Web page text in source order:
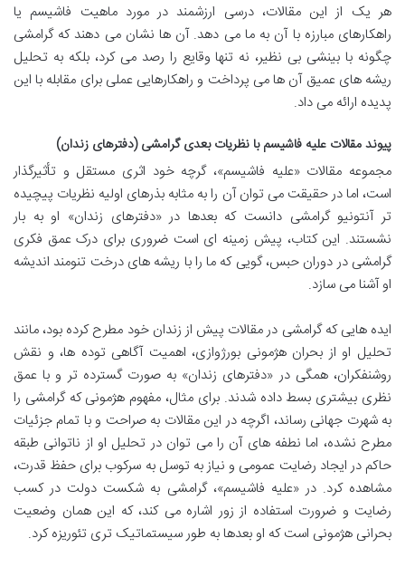
هر یک از این مقالات، درسی ارزشمند در مورد ماهیت فاشیسم یا
راهکارهای مبارزه با آن به ما می دهد. آن ها نشان می دهند که گرامشی
چگونه با بینشی بی نظیر، نه تنها وقایع را رصد می کرد، بلکه به تحلیل
ریشه های عمیق آن ها می پرداخت و راهکارهایی عملی برای مقابله با این
پدیده ارائه می داد.
پیوند مقالات علیه فاشیسم با نظریات بعدی گرامشی (دفترهای زندان)
مجموعه مقالات «علیه فاشیسم»، گرچه خود اثری مستقل و تأثیرگذار
است، اما در حقیقت می توان آن را به مثابه بذرهای اولیه نظریات پیچیده
تر آنتونیو گرامشی دانست که بعدها در «دفترهای زندان» او به بار
نشستند. این کتاب، پیش زمینه ای است ضروری برای درک عمق فکری
گرامشی در دوران حبس، گویی که ما را با ریشه های درخت تنومند اندیشه
او آشنا می سازد.
ایده هایی که گرامشی در مقالات پیش از زندان خود مطرح کرده بود، مانند
تحلیل او از بحران هژمونی بورژوازی، اهمیت آگاهی توده ها، و نقش
روشنفکران، همگی در «دفترهای زندان» به صورت گسترده تر و با عمق
نظری بیشتری بسط داده شدند. برای مثال، مفهوم هژمونی که گرامشی را
به شهرت جهانی رساند، اگرچه در این مقالات به صراحت و با تمام جزئیات
مطرح نشده، اما نطفه های آن را می توان در تحلیل او از ناتوانی طبقه
حاکم در ایجاد رضایت عمومی و نیاز به توسل به سرکوب برای حفظ قدرت،
مشاهده کرد. در «علیه فاشیسم»، گرامشی به شکست دولت در کسب
رضایت و ضرورت استفاده از زور اشاره می کند، که این همان وضعیت
بحرانی هژمونی است که او بعدها به طور سیستماتیک تری تئوریزه کرد.